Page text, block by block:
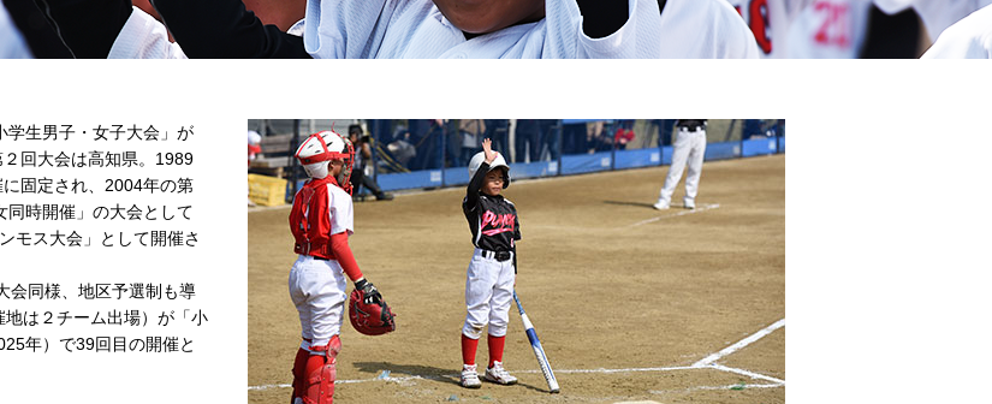
生男子・女子大会」が
回大会は高知県。1989
固定され、2004年の第
同時開催」の大会として
モス大会」として開催さ
会同様、地区予選制も導
は２チーム出場）が「小
年）で39回目の開催と